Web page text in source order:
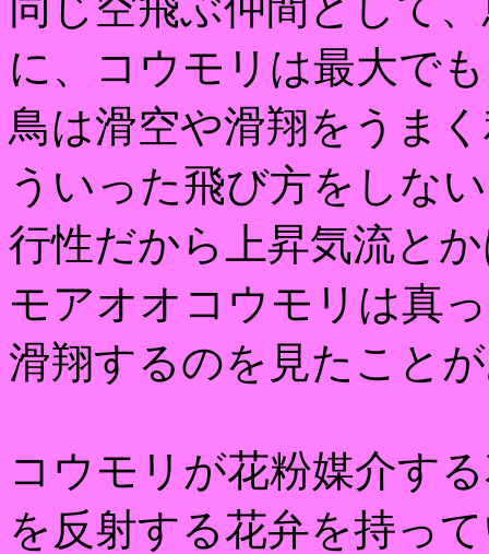
に、コウモリは最大で
鳥は滑空や滑翔をうま
ういった飛び方をしな
行性だから上昇気流と
モアオオコウモリは真
滑翔するのを見たこと
コウモリが花粉媒介す
を反射する花弁を持っ